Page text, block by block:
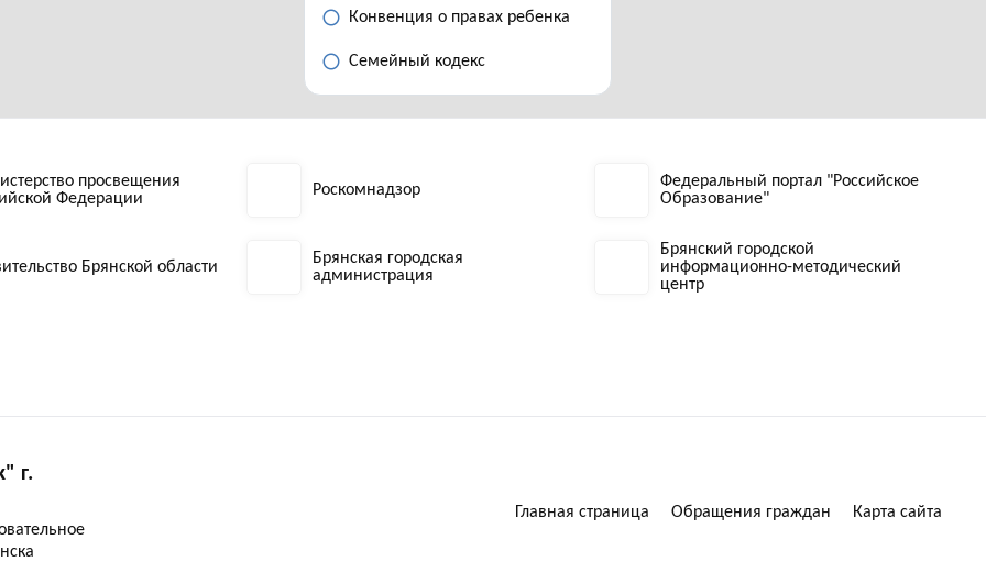
Конвенция о правах ребенка
Семейный кодекс
просвещения
Федерации
Роскомнадзор
Федеральный портал "Российское
Образование"
Брянской области
Брянская городская
администрация
Брянский городской
информационно-методический
центр
г.
Главная страница Обращения граждан Карта сайта